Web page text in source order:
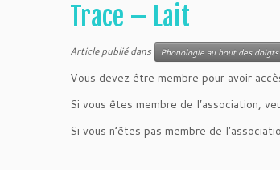
Trace – Lait
Article publié dans Phonologie au bout des
Vous devez être membre pour avoir
Si vous êtes membre de l’association,
Si vous n’êtes pas membre de